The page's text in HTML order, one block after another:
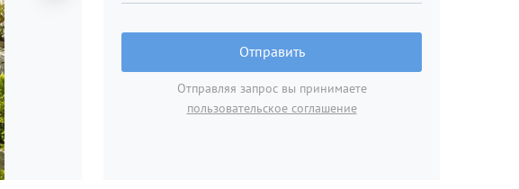
Отправить
Отправляя запрос вы принимаете
пользовательское соглашение